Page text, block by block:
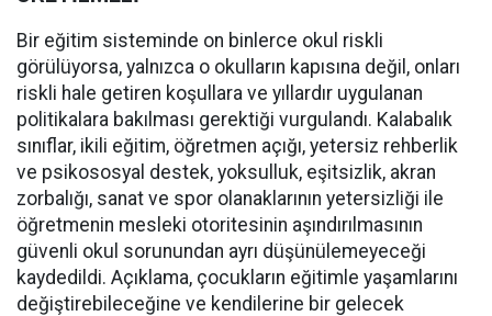
Bir eğitim sisteminde on binlerce okul riskli
görülüyorsa, yalnızca o okulların kapısına değil, onları
riskli hale getiren koşullara ve yıllardır uygulanan
politikalara bakılması gerektiği vurgulandı. Kalabalık
sınıflar, ikili eğitim, öğretmen açığı, yetersiz rehberlik
ve psikososyal destek, yoksulluk, eşitsizlik, akran
zorbalığı, sanat ve spor olanaklarının yetersizliği ile
öğretmenin mesleki otoritesinin aşındırılmasının
güvenli okul sorunundan ayrı düşünülemeyeceği
kaydedildi. Açıklama, çocukların eğitimle yaşamlarını
değiştirebileceğine ve kendilerine bir gelecek